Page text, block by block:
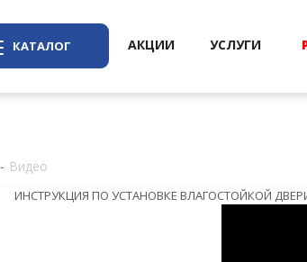
КАТАЛОГ АКЦИИ УСЛУГИ
- Видео
ИНСТРУКЦИЯ ПО УСТАНОВКЕ ВЛАГОСТОЙКОЙ